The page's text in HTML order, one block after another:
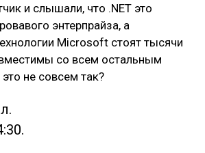
и слышали, что .NET это
энтерпрайза, а
Microsoft стоят тысячи
со всем остальным
не совсем так?